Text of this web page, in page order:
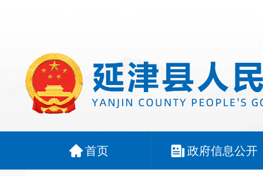
首页 政府信息公开